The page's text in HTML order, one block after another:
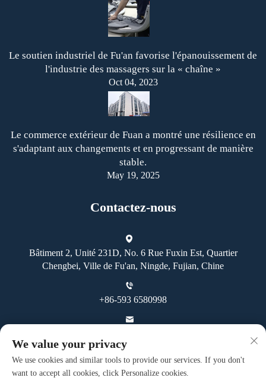
Le soutien industriel de Fu'an favorise l'épanouissement de
l'industrie des massagers sur la « chaîne »
Oct 04, 2023
Le commerce extérieur de Fuan a montré une résilience en
s'adaptant aux changements et en progressant de manière
stable.
May 19, 2025
Contactez-nous
Bâtiment 2, Unité 231D, No. 6 Rue Fuxin Est, Quartier
Chengbei, Ville de Fu'an, Ningde, Fujian, Chine
+86-593 6580998
We value your privacy
We use cookies and similar tools to provide our services. If you don't
want to accept all cookies, click Personalize cookies.